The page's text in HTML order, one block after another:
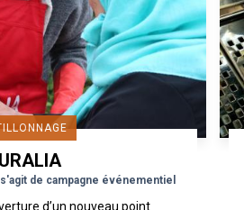
de campagne événementiel
d’un nouveau point